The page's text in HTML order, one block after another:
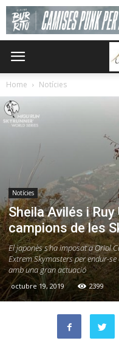
Home Notícies
Notícies
Sheila Avilés i
campions de les
El japonès s'ha imposat a Oriol
Extrem Skymasters per endur-
amb una gran actuació
octubre 19, 2019 2399